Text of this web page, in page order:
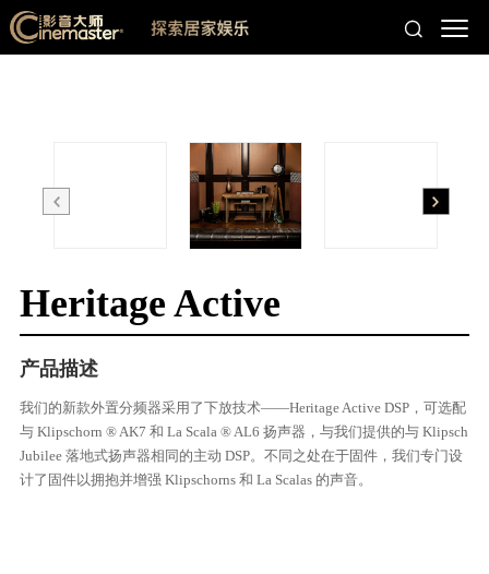
Heritage Active
产品描述
我们的新款外置分频器采用了下放技术——Heritage Active DSP，可选配
与 Klipschorn ® AK7 和 La Scala ® AL6 扬声器，与我们提供的与 Klipsch
Jubilee 落地式扬声器相同的主动 DSP。不同之处在于固件，我们专门设
计了固件以拥抱并增强 Klipschorns 和 La Scalas 的声音。